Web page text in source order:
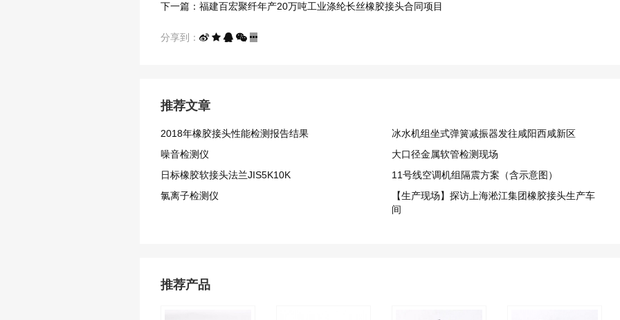
下一篇：福建百宏聚纤年产20万吨工业涤纶长丝橡胶接头合同项目
分享到：
推荐文章
2018年橡胶接头性能检测报告结果
冰水机组坐式弹簧减振器发往咸阳西咸新区
噪音检测仪
大口径金属软管检测现场
日标橡胶软接头法兰JIS5K10K
11号线空调机组隔震方案（含示意图）
氯离子检测仪
【生产现场】探访上海淞江集团橡胶接头生产车
间
推荐产品